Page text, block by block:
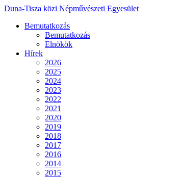
Duna-Tisza közi Népművészeti Egyesület
Bemutatkozás
Bemutatkozás
Elnökök
Hírek
2026
2025
2024
2023
2022
2021
2020
2019
2018
2017
2016
2014
2015